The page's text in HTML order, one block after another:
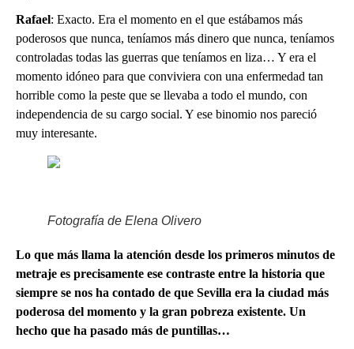
Rafael: Exacto. Era el momento en el que estábamos más
poderosos que nunca, teníamos más dinero que nunca, teníamos
controladas todas las guerras que teníamos en liza… Y era el
momento idóneo para que conviviera con una enfermedad tan
horrible como la peste que se llevaba a todo el mundo, con
independencia de su cargo social. Y ese binomio nos pareció
muy interesante.
Fotografía de Elena Olivero
Lo que más llama la atención desde los primeros minutos de
metraje es precisamente ese contraste entre la historia que
siempre se nos ha contado de que Sevilla era la ciudad más
poderosa del momento y la gran pobreza existente. Un
hecho que ha pasado más de puntillas…